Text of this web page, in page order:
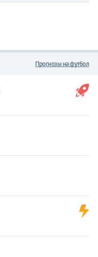
Прогнозы на футбол